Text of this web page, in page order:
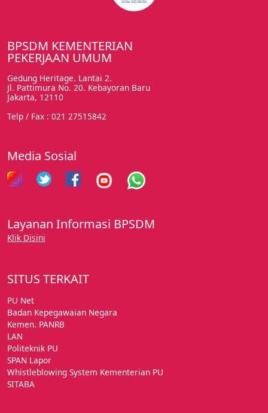
BPSDM KEMENTERIAN
PEKERJAAN UMUM
Gedung Heritage. Lantai 2.
Jl. Pattimura No. 20. Kebayoran Baru
Jakarta, 12110
Telp / Fax : 021 27515842
Media Sosial
Layanan Informasi BPSDM
Klik Disini
SITUS TERKAIT
PU Net
Badan Kepegawaian Negara
Kemen. PANRB
LAN
Politeknik PU
SPAN Lapor
Whistleblowing System Kementerian PU
SITABA